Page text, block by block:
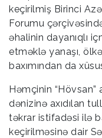
keçirilmiş Birinci
Forumu
əhalinin dayanıqlı
etməklə yanaşı,
baxımından da
Həmçinin
dənizinə axıdılan
təkrar istifadəsi ilə
keçirilməsinə dair